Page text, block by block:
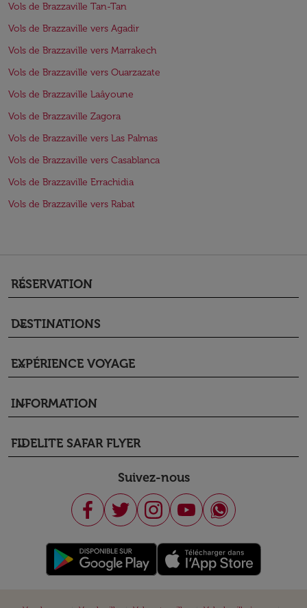
Vols de Brazzaville Tan-Tan
Vols de Brazzaville vers Agadir
Vols de Brazzaville vers Marrakech
Vols de Brazzaville vers Ouarzazate
Vols de Brazzaville Laâyoune
Vols de Brazzaville Zagora
Vols de Brazzaville vers Las Palmas
Vols de Brazzaville vers Casablanca
Vols de Brazzaville Errachidia
Vols de Brazzaville vers Rabat
RÉSERVATION
keyboard_arrow_down
DESTINATIONS
keyboard_arrow_down
EXPÉRIENCE VOYAGE
keyboard_arrow_down
INFORMATION
keyboard_arrow_down
FIDELITE SAFAR FLYER
keyboard_arrow_down
Suivez-nous